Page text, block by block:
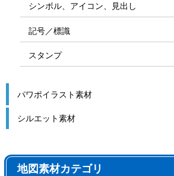
シンボル、アイコン、見出し
記号／標識
スタンプ
パワポイラスト素材
シルエット素材
地図素材カテゴリ